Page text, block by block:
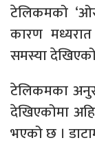
टेलिकमको
कारण
समस्या
टेलिकमका
देखिएकोमा
भएको छ ।